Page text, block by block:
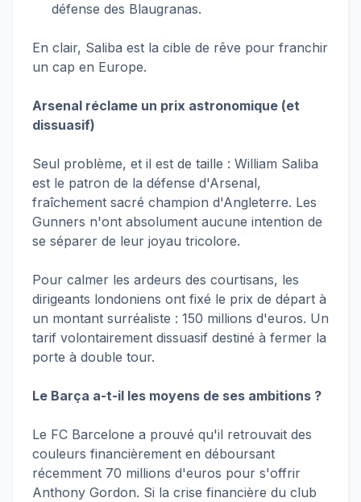
défense des Blaugranas.
En clair, Saliba est la cible de rêve pour franchir
un cap en Europe.
Arsenal réclame un prix astronomique (et
dissuasif)
Seul problème, et il est de taille : William Saliba
est le patron de la défense d'Arsenal,
fraîchement sacré champion d'Angleterre. Les
Gunners n'ont absolument aucune intention de
se séparer de leur joyau tricolore.
Pour calmer les ardeurs des courtisans, les
dirigeants londoniens ont fixé le prix de départ à
un montant surréaliste : 150 millions d'euros. Un
tarif volontairement dissuasif destiné à fermer la
porte à double tour.
Le Barça a-t-il les moyens de ses ambitions ?
Le FC Barcelone a prouvé qu'il retrouvait des
couleurs financièrement en déboursant
récemment 70 millions d'euros pour s'offrir
Anthony Gordon. Si la crise financière du club